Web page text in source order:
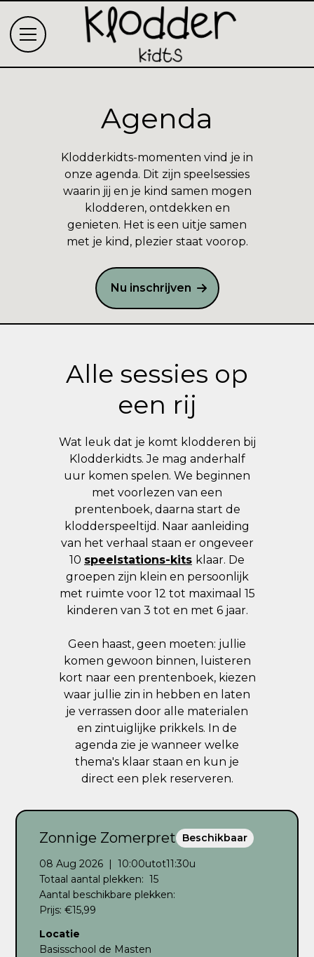
Agenda
Klodderkidts-momenten vind je in
onze agenda. Dit zijn speelsessies
waarin jij en je kind samen mogen
klodderen, ontdekken en
genieten. Het is een uitje samen
met je kind, plezier staat voorop.
Nu inschrijven
Alle sessies op
een rij
Wat leuk dat je komt klodderen bij
Klodderkidts. Je mag anderhalf
uur komen spelen. We beginnen
met voorlezen van een
prentenboek, daarna start de
klodderspeeltijd. Naar aanleiding
van het verhaal staan er ongeveer
10 speelstations-kits klaar. De
groepen zijn klein en persoonlijk
met ruimte voor 12 tot maximaal 15
kinderen van 3 tot en met 6 jaar.
Geen haast, geen moeten: jullie
komen gewoon binnen, luisteren
kort naar een prentenboek, kiezen
waar jullie zin in hebben en laten
je verrassen door alle materialen
en zintuiglijke prikkels. In de
agenda zie je wanneer welke
thema's klaar staan en kun je
direct een plek reserveren.
Zonnige Zomerpret Beschikbaar
08 Aug 2026 10:00utot11:30u
Totaal aantal plekken: 15
Aantal beschikbare plekken:
Prijs: €15,99
Locatie
Basisschool de Masten